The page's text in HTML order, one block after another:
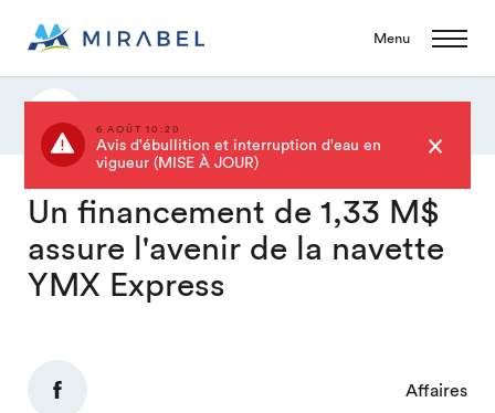
Menu
6 AOÛT 10:20
Avis d'ébullition et interruption d'eau en
vigueur (MISE À JOUR)
Un financement de 1,33 M$
assure l'avenir de la navette
YMX Express
Affaires